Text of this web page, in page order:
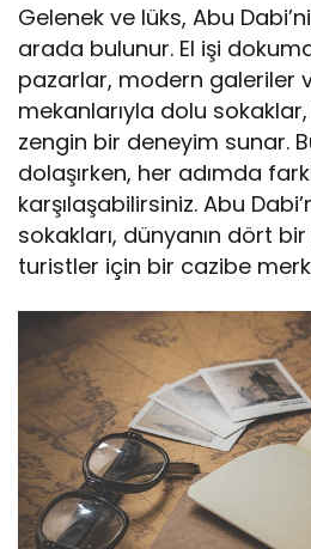
Gelenek ve lüks, Abu
arada bulunur. El işi
pazarlar, modern galeriler
mekanlarıyla dolu
zengin bir deneyim sunar.
dolaşırken, her adımda
karşılaşabilirsiniz. Abu
sokakları, dünyanın dört
turistler için bir cazibe